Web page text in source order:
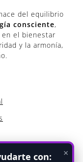
del equilibrio
consciente,
el bienestar
y la armonía,
×
con: